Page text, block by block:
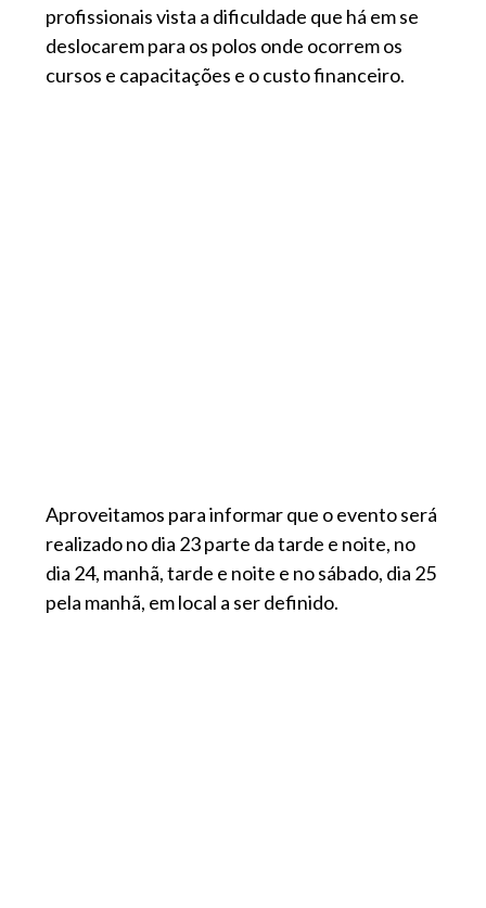
profissionais vista a dificuldade que há em se
deslocarem para os polos onde ocorrem os
cursos e capacitações e o custo financeiro.
Aproveitamos para informar que o evento será
realizado no dia 23 parte da tarde e noite, no
dia 24, manhã, tarde e noite e no sábado, dia 25
pela manhã, em local a ser definido.